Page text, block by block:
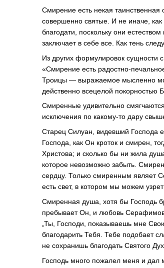
Смирение есть некая
совершенно святые. И не иначе,
благодати, поскольку они
заключает в себе все. Как тень
Из других формулировок
«Смирение есть радостно-
Троицы — выражаемое мысленно
действенно всецелой
Смиренные удивительно
исключения по какому-то дару
Старец Силуан, видевший Господа
Господа, как Он кроток и смирен,
Христова; и сколько бы ни жила
которое невозможно забыть.
сердцу. Только смиренным являет
есть свет, в котором мы можем
Смиренная душа, хотя бы Господь
пребывает Он, и любовь Серафимов
„Ты, Господи, показываешь мне
благодарить Тебя. Тебе подобает
не сохранишь благодать Святого
Господь много пожалел меня и дал